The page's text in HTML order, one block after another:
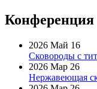
Конференция
2026 Май 16
Сковороды с
2026 Мар 26
Нержавеющая